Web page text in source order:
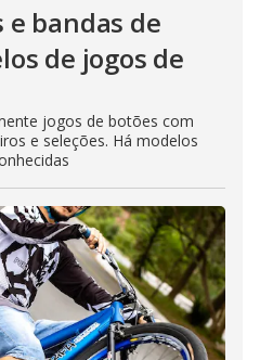
e bandas de
de jogos de
jogos de botões com
e seleções. Há modelos